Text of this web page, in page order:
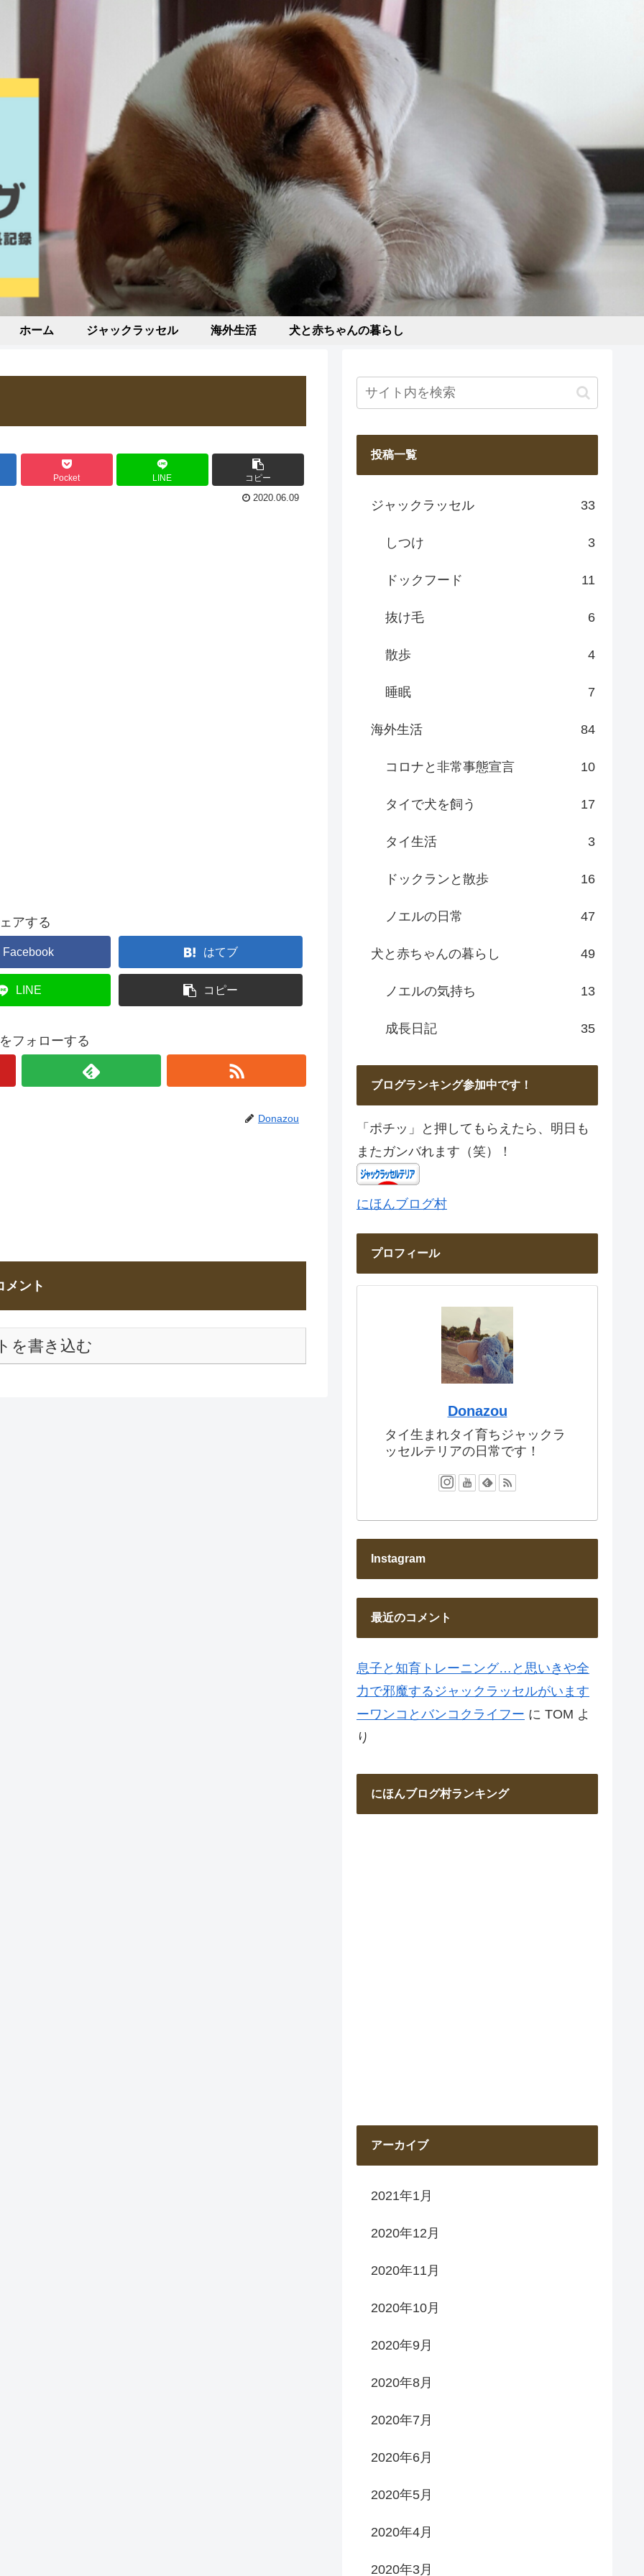
ホーム ジャックラッセル 海外生活 犬と赤ちゃんの暮らし
Pocket LINE コピー
2020.06.09
アする
Facebook はてブ
LINE コピー
フォローする
Donazou
メント
を書き込む
投稿一覧
ジャックラッセル 33
しつけ 3
ドックフード 11
抜け毛 6
散歩 4
睡眠 7
海外生活 84
コロナと非常事態宣言 10
タイで犬を飼う 17
タイ生活 3
ドックランと散歩 16
ノエルの日常 47
犬と赤ちゃんの暮らし 49
ノエルの気持ち 13
成長日記 35
ブログランキング参加中です！
「ポチッ」と押してもらえたら、明日も
またガンバれます（笑）！
にほんブログ村
プロフィール
Donazou
タイ生まれタイ育ちジャックラ
ッセルテリアの日常です！
Instagram
最近のコメント
息子と知育トレーニング…と思いきや全
力で邪魔するジャックラッセルがいます
ーワンコとバンコクライフー に TOM よ
り
にほんブログ村ランキング
アーカイブ
2021年1月
2020年12月
2020年11月
2020年10月
2020年9月
2020年8月
2020年7月
2020年6月
2020年5月
2020年4月
2020年3月